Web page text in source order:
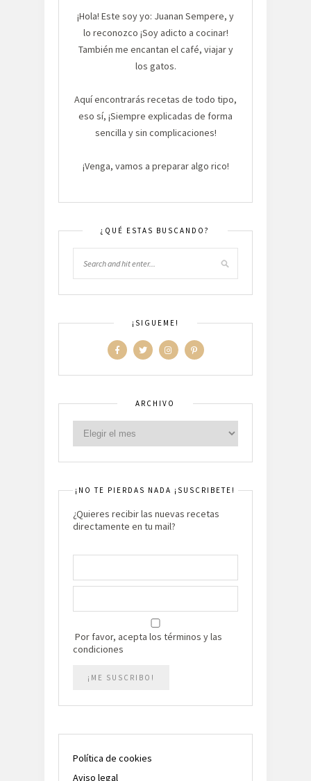
¡Hola! Este soy yo: Juanan Sempere, y
lo reconozco ¡Soy adicto a cocinar!
También me encantan el café, viajar y
los gatos.
Aquí encontrarás recetas de todo tipo,
eso sí, ¡Siempre explicadas de forma
sencilla y sin complicaciones!
¡Venga, vamos a preparar algo rico!
¿QUÉ ESTAS BUSCANDO?
¡SIGUEME!
ARCHIVO
¡NO TE PIERDAS NADA ¡SUSCRIBETE!
¿Quieres recibir las nuevas recetas
directamente en tu mail?
Por favor, acepta los términos y las
condiciones
Política de cookies
Aviso legal